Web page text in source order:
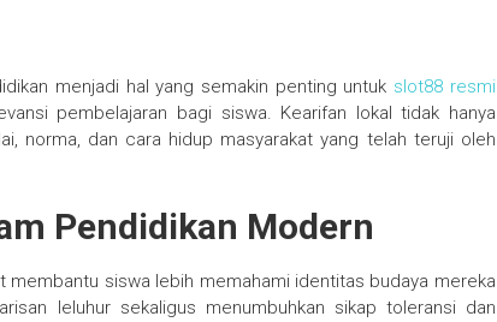
menjadi hal yang semakin penting untuk slot88 resmi
pembelajaran bagi siswa. Kearifan lokal tidak hanya
norma, dan cara hidup masyarakat yang telah teruji oleh
Pendidikan Modern
membantu siswa lebih memahami identitas budaya mereka
leluhur sekaligus menumbuhkan sikap toleransi dan